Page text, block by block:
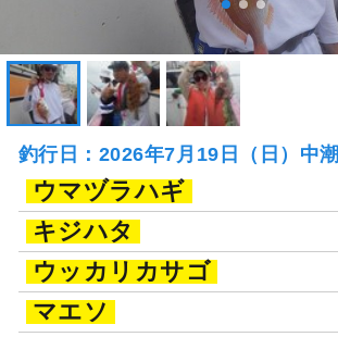
釣行日：2026年7月19日（日）中潮
ウマヅラハギ
キジハタ
ウッカリカサゴ
マエソ